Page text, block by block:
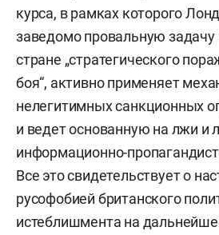
курса, в рамках которого
заведомо провальную
стране „стратегического
боя“, активно применяет
нелегитимных санкционных
и ведет основанную на лжи и
информационно-
Все это свидетельствует о
русофобией британского
истеблишмента на